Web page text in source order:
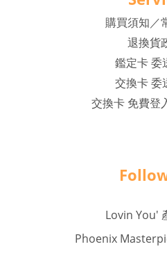
購買須知／
退換貨
鑑定卡 委
交換卡 委
交換卡 免費登
Lovin You'
Phoenix